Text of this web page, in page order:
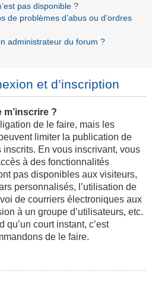
pas disponible ?
de problèmes d’abus ou d’ordres
administrateur du forum ?
et d’inscription
?
de le faire, mais les
limiter la publication de
En vous inscrivant, vous
à des fonctionnalités
pas disponibles aux visiteurs,
personnalisés, l’utilisation de
de courriers électroniques aux
à un groupe d’utilisateurs, etc.
qu’un court instant, c’est
de le faire.